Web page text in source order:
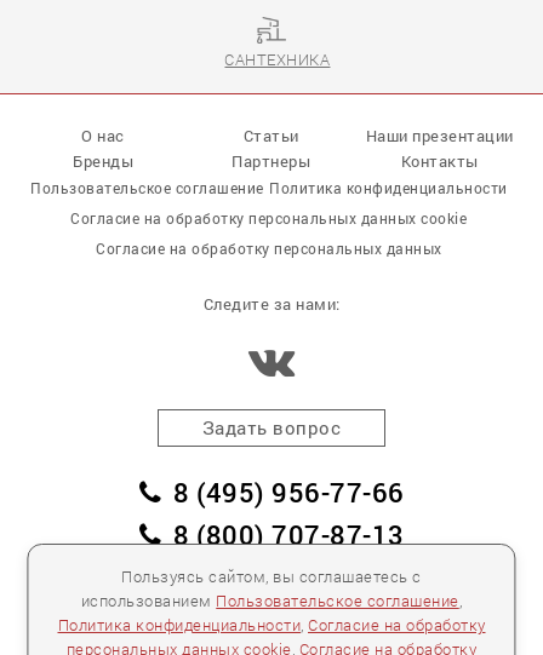
Пользуясь сайтом, вы соглашаетесь с
использованием Пользовательское соглашение
Политика конфиденциальности Согласие на обработку
персональных данных cookie Согласие на обработку
САНТЕХНИКА
О нас Статьи
Наши презентации
Бренды
Партнеры Контакты
Пользовательское соглашение Политика конфиденциальности
Согласие на обработку персональных данных cookie
Согласие на обработку персональных данных
Следите за нами:
Задать вопрос
8 (495) 956-77-66
8 (800) 707-87-13
заказать обратный звонок
пл. Победы, дом 2, корпус 2